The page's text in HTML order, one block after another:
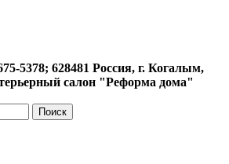
5378; 628481 Россия, г. Когалым,
салон "Реформа дома"
Поиск